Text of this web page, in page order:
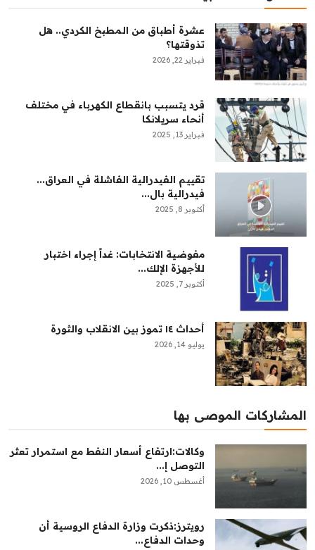
عشرة أطباق من المطبخ الكردي.. هل
تذوقتها؟
فبراير 22, 2026
قرد يتسبب بانقطاع الكهرباء في مختلف
أنحاء سريلانكا
فبراير 13, 2025
تقييم الفيدرالية الفاشلة في العراق...
فيدرالية بال...
أكتوبر 8, 2025
مفوضية الانتخابات: غداً إجراء اختبار
للأجهزة الإلك...
أكتوبر 7, 2025
أحداث ١٤ تموز بين الانقلاب والثورة
يوليو 14, 2026
المشاركات الموصى بها
وكالات:ارتفاع أسعار النفط مع استمرار تعثر
التوصل إ...
أغسطس 10, 2026
رويترز:‏ذكرت وزارة الدفاع الروسية ​أن
وحدات الدفاع...